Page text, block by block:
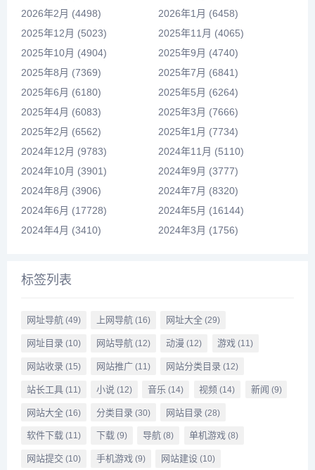
2026年2月 (4498)
2026年1月 (6458)
2025年12月 (5023)
2025年11月 (4065)
2025年10月 (4904)
2025年9月 (4740)
2025年8月 (7369)
2025年7月 (6841)
2025年6月 (6180)
2025年5月 (6264)
2025年4月 (6083)
2025年3月 (7666)
2025年2月 (6562)
2025年1月 (7734)
2024年12月 (9783)
2024年11月 (5110)
2024年10月 (3901)
2024年9月 (3777)
2024年8月 (3906)
2024年7月 (8320)
2024年6月 (17728)
2024年5月 (16144)
2024年4月 (3410)
2024年3月 (1756)
标签列表
网址导航(49) 上网导航(16) 网址大全 (29)
网址目录(10) 网站导航(12) 动漫 (12) 游戏 (11)
网站收录(15) 网站推广(11) 网站分类目录 (12)
站长工具(11) 小说(12) 音乐 (14) 视频 (14) 新闻 (9)
网站大全(16) 分类目录(30) 网站目录 (28)
软件下载(11) 下载(9) 导航 (8) 单机游戏 (8)
网站提交 (10) 手机游戏(9) 网站建设 (10)